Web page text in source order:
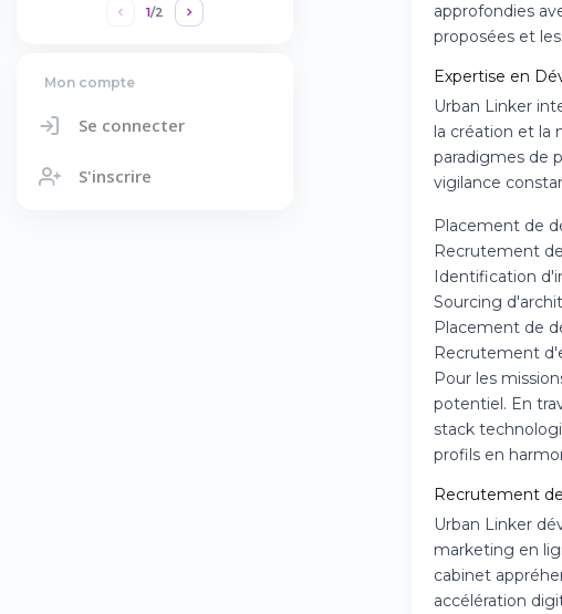
1/2
Mon compte
Se connecter
S'inscrire
approfondies
proposées et
Expertise en
Urban Linker
la création et la
paradigmes de
vigilance
Placement de
Recrutement
Identification
Sourcing
Placement de
Recrutement
Pour les
potentiel. En
stack
profils en
Recrutement
Urban Linker
marketing en
cabinet
accélération